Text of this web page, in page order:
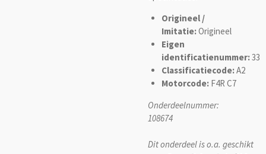
Origineel /
Imitatie:Origineel
Eigen
identificatienummer:33
Classificatiecode:A2
Motorcode: F4R C7
Onderdeelnummer:
108674
Dit onderdeel is o.a. geschikt